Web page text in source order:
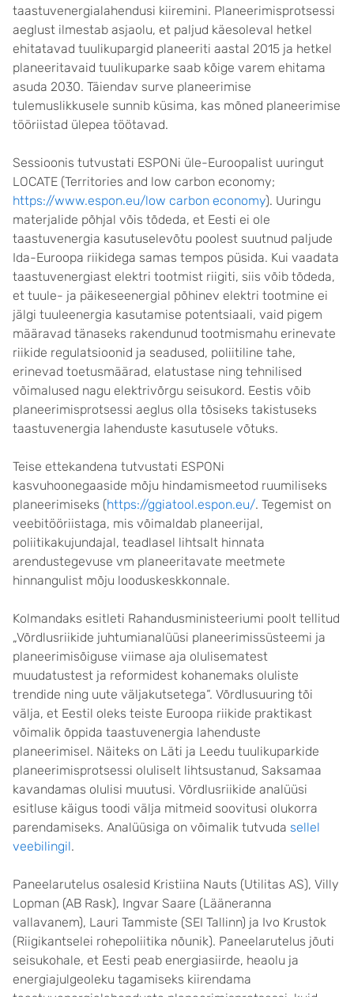
taastuvenergialahendusi kiiremini. Planeerimisprotsessi
aeglust ilmestab asjaolu, et paljud käesoleval hetkel
ehitatavad tuulikupargid planeeriti aastal 2015 ja hetkel
planeeritavaid tuulikuparke saab kõige varem ehitama
asuda 2030. Täiendav surve planeerimise
tulemuslikkusele sunnib küsima, kas mõned planeerimise
tööriistad ülepea töötavad.
Sessioonis tutvustati ESPONi üle-Euroopalist uuringut
LOCATE (Territories and low carbon economy;
https://www.espon.eu/low carbon economy). Uuringu
materjalide põhjal võis tõdeda, et Eesti ei ole
taastuvenergia kasutuselevõtu poolest suutnud paljude
Ida-Euroopa riikidega samas tempos püsida. Kui vaadata
taastuvenergiast elektri tootmist riigiti, siis võib tõdeda,
et tuule- ja päikeseenergial põhinev elektri tootmine ei
jälgi tuuleenergia kasutamise potentsiaali, vaid pigem
määravad tänaseks rakendunud tootmismahu erinevate
riikide regulatsioonid ja seadused, poliitiline tahe,
erinevad toetusmäärad, elatustase ning tehnilised
võimalused nagu elektrivõrgu seisukord. Eestis võib
planeerimisprotsessi aeglus olla tõsiseks takistuseks
taastuvenergia lahenduste kasutusele võtuks.
Teise ettekandena tutvustati ESPONi
kasvuhoonegaaside mõju hindamismeetod ruumiliseks
planeerimiseks (https://ggiatool.espon.eu/. Tegemist on
veebitööriistaga, mis võimaldab planeerijal,
poliitikakujundajal, teadlasel lihtsalt hinnata
arendustegevuse vm planeeritavate meetmete
hinnangulist mõju looduskeskkonnale.
Kolmandaks esitleti Rahandusministeeriumi poolt tellitud
„Võrdlusriikide juhtumianalüüsi planeerimissüsteemi ja
planeerimisõiguse viimase aja olulisematest
muudatustest ja reformidest kohanemaks oluliste
trendide ning uute väljakutsetega“. Võrdlusuuring tõi
välja, et Eestil oleks teiste Euroopa riikide praktikast
võimalik õppida taastuvenergia lahenduste
planeerimisel. Näiteks on Läti ja Leedu tuulikuparkide
planeerimisprotsessi oluliselt lihtsustanud, Saksamaa
kavandamas olulisi muutusi. Võrdlusriikide analüüsi
esitluse käigus toodi välja mitmeid soovitusi olukorra
parendamiseks. Analüüsiga on võimalik tutvuda sellel
veebilingil.
Paneelarutelus osalesid Kristiina Nauts (Utilitas AS), Villy
Lopman (AB Rask), Ingvar Saare (Lääneranna
vallavanem), Lauri Tammiste (SEI Tallinn) ja Ivo Krustok
(Riigikantselei rohepoliitika nõunik). Paneelarutelus jõuti
seisukohale, et Eesti peab energiasiirde, heaolu ja
energiajulgeoleku tagamiseks kiirendama